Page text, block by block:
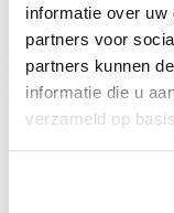
informatie over
partners voor
partners kunnen
informatie die u
verzameld op
voorwaarden
account. In je
SailWise